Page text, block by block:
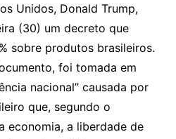
Unidos, Donald Trump,
(30) um decreto que
sobre produtos brasileiros.
foi tomada em
nacional” causada por
que, segundo o
economia, a liberdade de